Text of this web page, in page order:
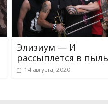
Элизиум — И
рассыплется в пыль
14 августа, 2020